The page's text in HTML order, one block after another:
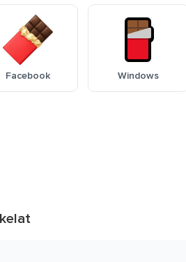
Facebook Windows